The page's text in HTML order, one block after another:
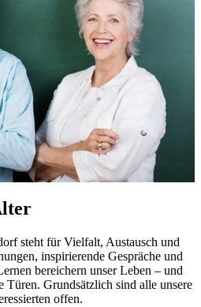
steht für Vielfalt, Austausch und
inspirierende Gespräche und
bereichern unser Leben – und
Türen. Grundsätzlich sind alle unsere
offen.